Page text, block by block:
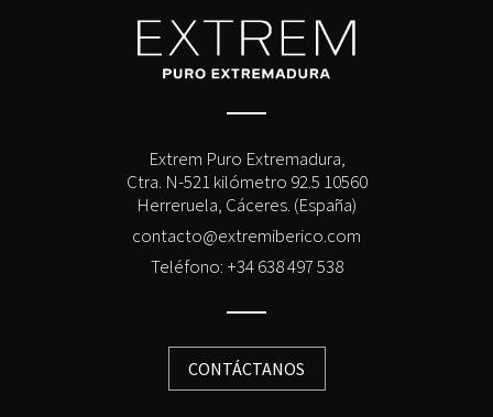
Extrem Puro Extremadura,
Ctra. N-521 kilómetro 92.5 10560
Herreruela, Cáceres. (España)
contacto@extremiberico.com
Teléfono: +34 638 497 538
CONTÁCTANOS